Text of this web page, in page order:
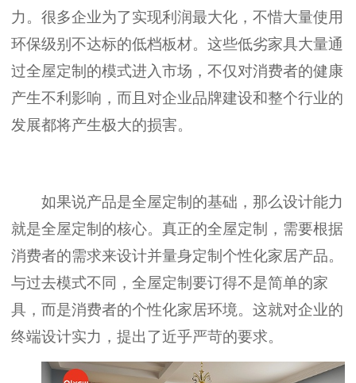
力。很多企业为了实现利润最大化，不惜大量使用
环保级别不达标的低档板材。这些低劣家具大量通
过全屋定制的模式进入市场，不仅对消费者的健康
产生不利影响，而且对企业品牌建设和整个行业的
发展都将产生极大的损害。
如果说产品是全屋定制的基础，那么设计能力
就是全屋定制的核心。真正的全屋定制，需要根据
消费者的需求来设计并量身定制个性化家居产品。
与过去模式不同，全屋定制要订得不是简单的家
具，而是消费者的个性化家居环境。这就对企业的
终端设计实力，提出了近乎严苛的要求。